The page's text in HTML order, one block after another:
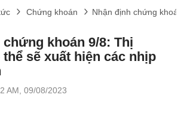
Chứng khoán Nhận định chứng khoán
chứng khoán 9/8: Thị
sẽ xuất hiện các nhịp
AM, 09/08/2023